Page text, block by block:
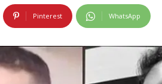
Pinterest WhatsApp